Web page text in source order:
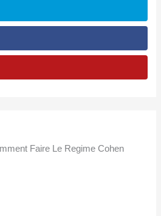
Faire Le Regime Cohen